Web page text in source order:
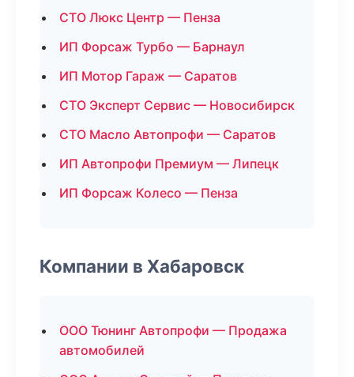
СТО Люкс Центр — Пенза
ИП Форсаж Турбо — Барнаул
ИП Мотор Гараж — Саратов
СТО Эксперт Сервис — Новосибирск
СТО Масло Автопрофи — Саратов
ИП Автопрофи Премиум — Липецк
ИП Форсаж Колесо — Пенза
Компании в Хабаровск
ООО Тюнинг Автопрофи — Продажа
автомобилей